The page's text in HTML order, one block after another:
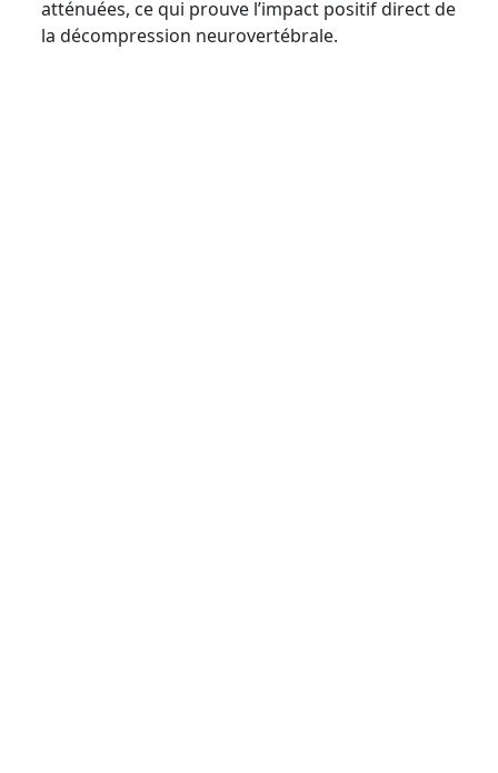
atténuées, ce qui prouve l’impact positif direct de
la décompression neurovertébrale.